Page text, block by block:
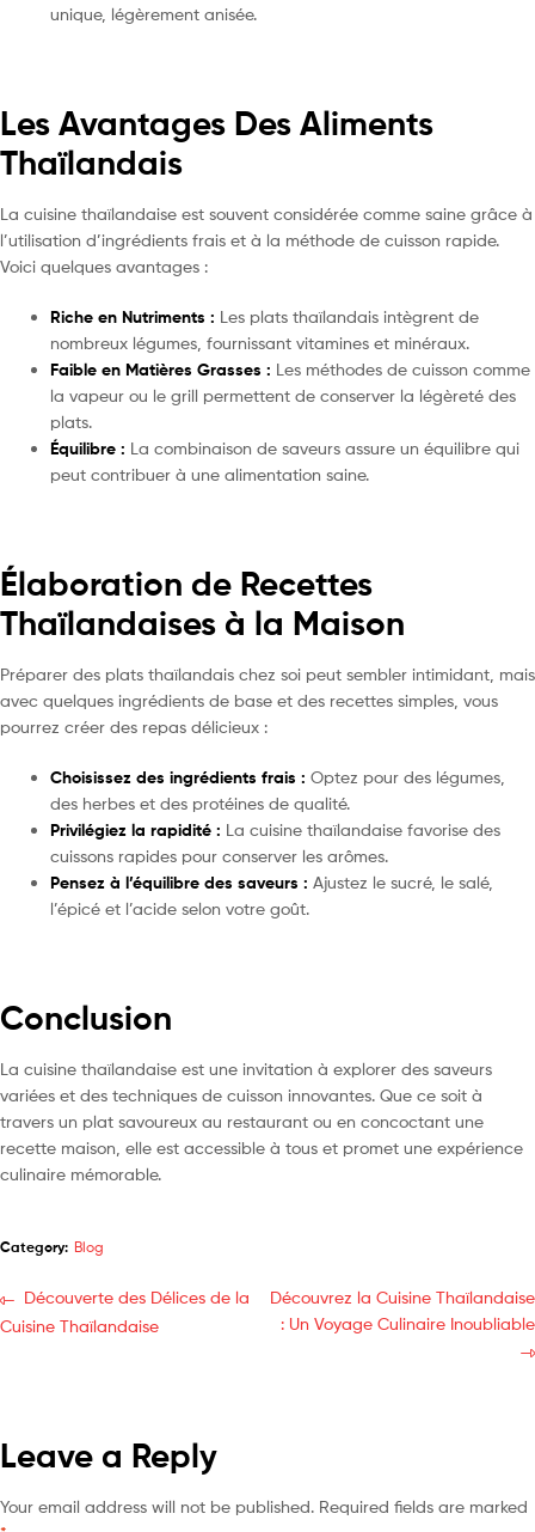
unique, légèrement anisée.
Les Avantages Des Aliments
Thaïlandais
La cuisine thaïlandaise est souvent considérée comme saine grâce à
l’utilisation d’ingrédients frais et à la méthode de cuisson rapide.
Voici quelques avantages :
Riche en Nutriments : Les plats thaïlandais intègrent de
nombreux légumes, fournissant vitamines et minéraux.
Faible en Matières Grasses : Les méthodes de cuisson comme
la vapeur ou le grill permettent de conserver la légèreté des
plats.
Équilibre : La combinaison de saveurs assure un équilibre qui
peut contribuer à une alimentation saine.
Élaboration de Recettes
Thaïlandaises à la Maison
Préparer des plats thaïlandais chez soi peut sembler intimidant, mais
avec quelques ingrédients de base et des recettes simples, vous
pourrez créer des repas délicieux :
Choisissez des ingrédients frais : Optez pour des légumes,
des herbes et des protéines de qualité.
Privilégiez la rapidité : La cuisine thaïlandaise favorise des
cuissons rapides pour conserver les arômes.
Pensez à l’équilibre des saveurs : Ajustez le sucré, le salé,
l’épicé et l’acide selon votre goût.
Conclusion
La cuisine thaïlandaise est une invitation à explorer des saveurs
variées et des techniques de cuisson innovantes. Que ce soit à
travers un plat savoureux au restaurant ou en concoctant une
recette maison, elle est accessible à tous et promet une expérience
culinaire mémorable.
Category: Blog
Découverte des Délices de la
Cuisine Thaïlandaise
Découvrez la Cuisine Thaïlandaise
: Un Voyage Culinaire Inoubliable
Leave a Reply
Your email address will not be published. Required fields are marked